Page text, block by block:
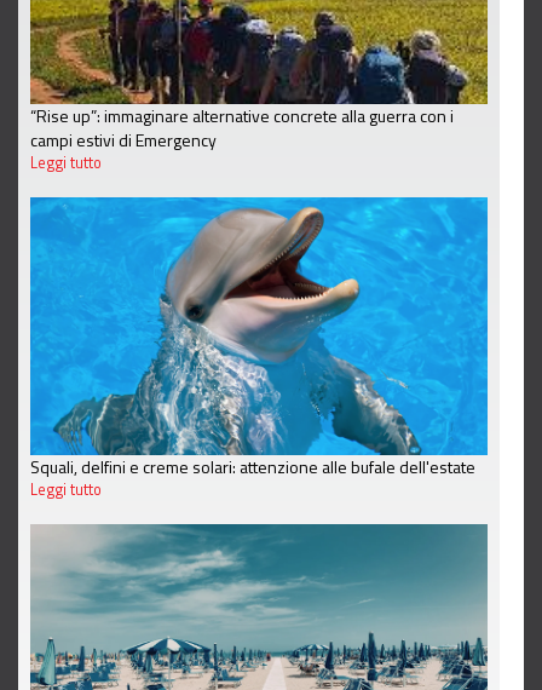
“Rise up”: immaginare alternative concrete alla guerra con i
campi estivi di Emergency
Leggi tutto
Squali, delfini e creme solari: attenzione alle bufale dell'estate
Leggi tutto